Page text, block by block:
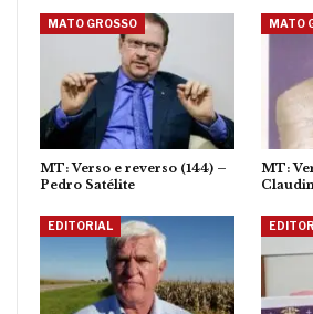
MATO GROSSO
MT: Verso e reverso (144) –
Pedro Satélite
MATO
MT:
EDITORIAL